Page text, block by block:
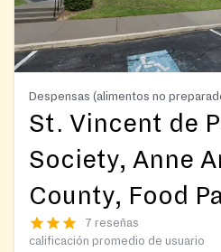
Despensas (alimentos no
St. Vincent de
Society, Anne
County, Food
7 reseñas
calificación promedio de usuario